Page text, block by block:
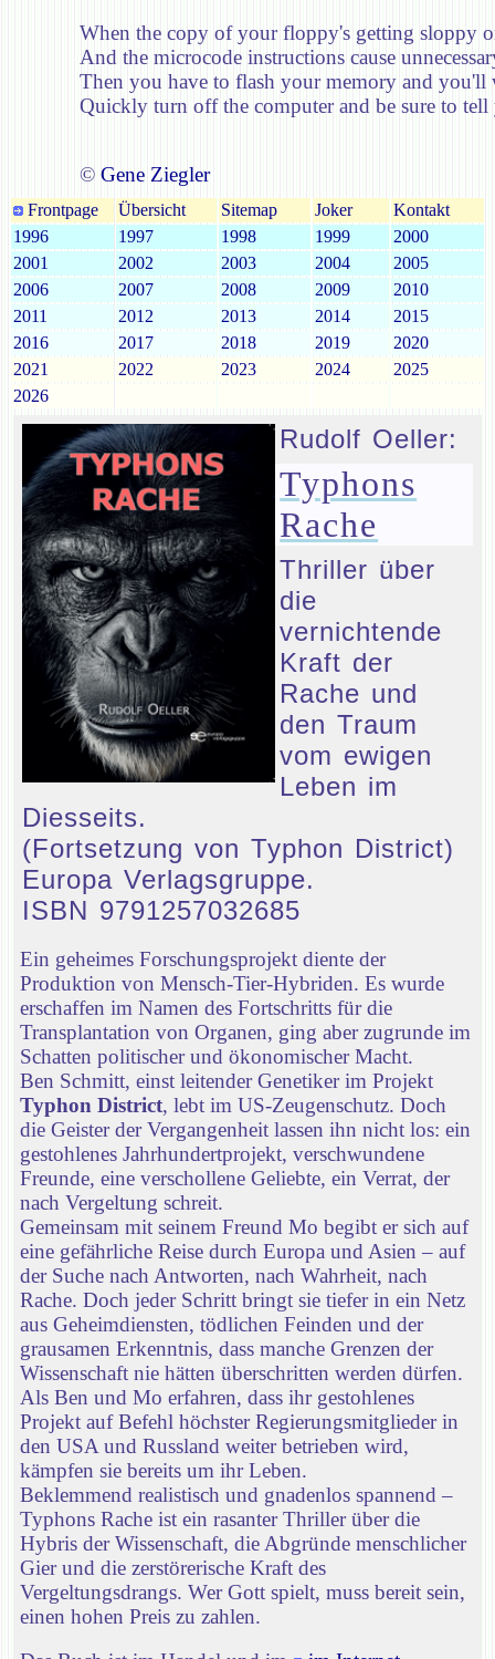
When the copy of your floppy's getting sloppy
And the microcode instructions cause
Then you have to flash your memory and you'll
Quickly turn off the computer and be sure to
© Gene Ziegler
Frontpage Übersicht Sitemap Joker
Kontakt
1996
1997 1998 1999
2000
2001
2002 2003 2004
2005
2006
2007 2008 2009
2010
2011
2012 2013 2014
2015
2016
2017 2018 2019
2020
2021
2022 2023 2024
2025
2026
Rudolf Oeller:
Typhons
Rache
Thriller über
die
vernichtende
Kraft der
Rache und
den Traum
vom ewigen
Leben im
Diesseits.
(Fortsetzung von Typhon District)
Europa Verlagsgruppe.
ISBN 9791257032685
Ein geheimes Forschungsprojekt diente der
Produktion von Mensch-Tier-Hybriden. Es wurde
erschaffen im Namen des Fortschritts für die
Transplantation von Organen, ging aber zugrunde im
Schatten politischer und ökonomischer Macht.
Ben Schmitt, einst leitender Genetiker im Projekt
Typhon District, lebt im US-Zeugenschutz. Doch
die Geister der Vergangenheit lassen ihn nicht los: ein
gestohlenes Jahrhundertprojekt, verschwundene
Freunde, eine verschollene Geliebte, ein Verrat, der
nach Vergeltung schreit.
Gemeinsam mit seinem Freund Mo begibt er sich auf
eine gefährliche Reise durch Europa und Asien – auf
der Suche nach Antworten, nach Wahrheit, nach
Rache. Doch jeder Schritt bringt sie tiefer in ein Netz
aus Geheimdiensten, tödlichen Feinden und der
grausamen Erkenntnis, dass manche Grenzen der
Wissenschaft nie hätten überschritten werden dürfen.
Als Ben und Mo erfahren, dass ihr gestohlenes
Projekt auf Befehl höchster Regierungsmitglieder in
den USA und Russland weiter betrieben wird,
kämpfen sie bereits um ihr Leben.
Beklemmend realistisch und gnadenlos spannend –
Typhons Rache ist ein rasanter Thriller über die
Hybris der Wissenschaft, die Abgründe menschlicher
Gier und die zerstörerische Kraft des
Vergeltungsdrangs. Wer Gott spielt, muss bereit sein,
einen hohen Preis zu zahlen.